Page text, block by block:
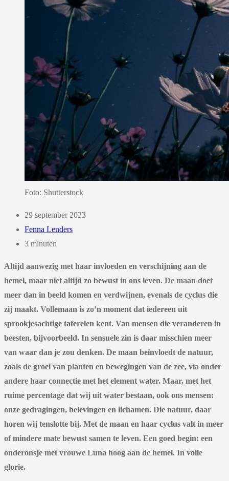
Foto: Shutterstock
29 september 2023
Fenna Lenders
3 minuten
Altijd aanwezig met haar invloeden en verschijning aan de
hemel, maar niet altijd zo bewust in ons leven. De maan doet
meer dan in beeld komen en verdwijnen, evenals de cyclus die
zij maakt. Vollemaan is zo’n moment dat iedereen uit
sprookjesachtige taferelen kent. Van mensen die veranderen in
beesten, bijvoorbeeld. In sensuele zin is daar misschien meer
van waar dan je zou denken. De maan beïnvloedt de natuur,
zoals de groei van planten en bewegingen van de zee, via onder
andere haar connectie met het element water. Maar, met het
ruime percentage dat wij uit water bestaan, ook ons mensen:
onze gedragingen, belevingen en lichamen. Die natuur, daar
horen wij tenslotte bij. Met de maan en haar cyclus valt in meer
of mindere mate bewust samen te leven. Een goed begin: een
onderonsje met vrouwe Luna hoog aan de hemel. In volle
glorie.